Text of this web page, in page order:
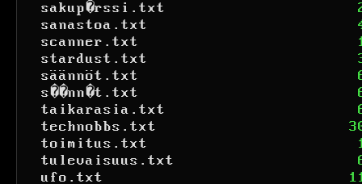
sakup�rssi.txt
sanastoa.txt
scanner.txt
stardust.txt
säännöt.txt
s��nn�t.txt
taikarasia.txt
technobbs.txt
toimitus.txt
tulevaisuus.txt
ufo.txt